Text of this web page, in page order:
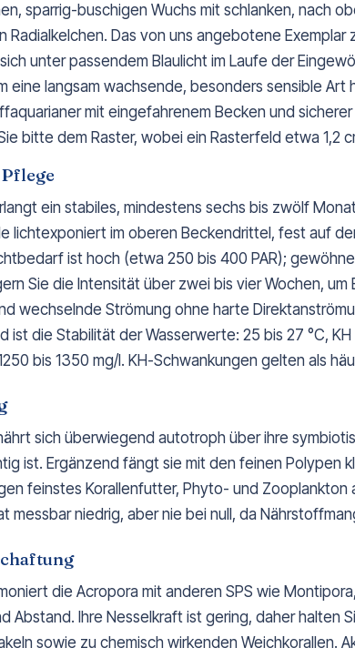
sparrig-buschigen Wuchs mit schlanken, nach
Radialkelchen. Das von uns angebotene
unter passendem Blaulicht im Laufe der
eine langsam wachsende, besonders sensible
mit eingefahrenem Becken und
bitte dem Raster, wobei ein Rasterfeld etwa 1,2
ein stabiles, mindestens sechs bis zwölf
lichtexponiert im oberen Beckendrittel, fest auf
ist hoch (etwa 250 bis 400 PAR);
Sie die Intensität über zwei bis vier Wochen,
wechselnde Strömung ohne harte
ist die Stabilität der Wasserwerte: 25 bis 27 °C,
bis 1350 mg/l. KH-Schwankungen gelten als
sich überwiegend autotroph über ihre
ist. Ergänzend fängt sie mit den feinen Polypen
feinstes Korallenfutter, Phyto- und Zooplankton
messbar niedrig, aber nie bei null, da
die Acropora mit anderen SPS wie
Abstand. Ihre Nesselkraft ist gering, daher halten
sowie zu chemisch wirkenden Weichkorallen.